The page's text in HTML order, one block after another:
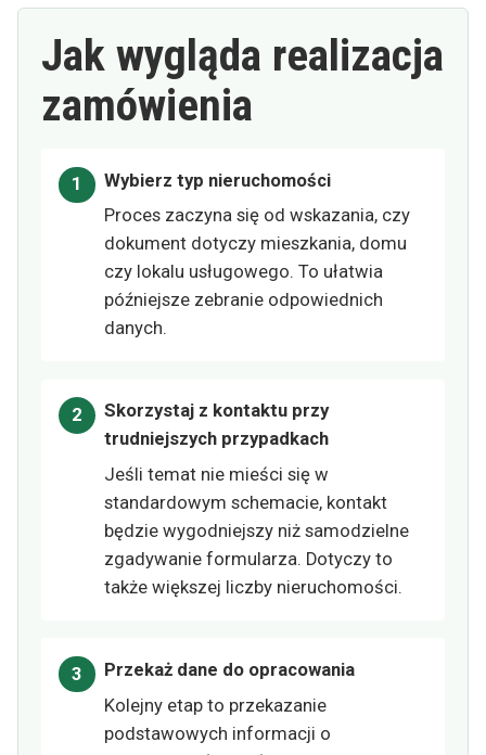
Jak wygląda realizacja
zamówienia
Wybierz typ nieruchomości
Proces zaczyna się od wskazania, czy
dokument dotyczy mieszkania, domu
czy lokalu usługowego. To ułatwia
późniejsze zebranie odpowiednich
danych.
Skorzystaj z kontaktu przy
trudniejszych przypadkach
Jeśli temat nie mieści się w
standardowym schemacie, kontakt
będzie wygodniejszy niż samodzielne
zgadywanie formularza. Dotyczy to
także większej liczby nieruchomości.
Przekaż dane do opracowania
Kolejny etap to przekazanie
podstawowych informacji o